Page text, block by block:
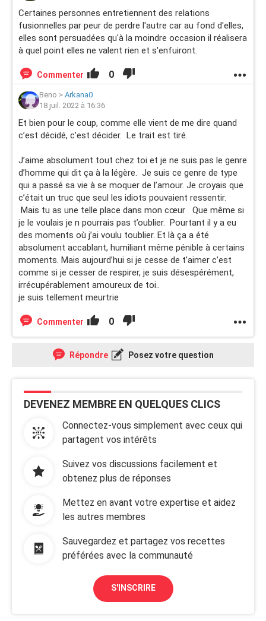
Certaines personnes entretiennent des relations
fusionnelles par peur de perdre l'autre car au fond d'elles,
elles sont persuadées qu'à la moindre occasion il réalisera
à quel point elles ne valent rien et s'enfuiront.
Commenter 0
Beno > Arkana0
18 juil. 2022 à 16:36
Et bien pour le coup, comme elle vient de me dire quand
c’est décidé, c’est décider. Le trait est tiré.
J’aime absolument tout chez toi et je ne suis pas le genre
d’homme qui dit ça à la légère. Je suis ce genre de type
qui a passé sa vie à se moquer de l’amour. Je croyais que
c’était un truc que seul les idiots pouvaient ressentir.
Mais tu as une telle place dans mon cœur Que même si
je le voulais je n pourrais pas t’oublier. Pourtant il y a eu
des moments où j’ai voulu toublier. Et là ça a été
absolument accablant, humiliant même pénible à certains
moments. Mais aujourd’hui si je cesse de t’aimer c’est
comme si je cesser de respirer, je suis désespérément,
irrécupérablement amoureux de toi..
je suis tellement meurtrie
Commenter 0
Répondre Posez votre question
DEVENEZ MEMBRE EN QUELQUES CLICS
Connectez-vous simplement avec ceux qui
partagent vos intérêts
Suivez vos discussions facilement et
obtenez plus de réponses
Mettez en avant votre expertise et aidez
les autres membres
Sauvegardez et partagez vos recettes
préférées avec la communauté
S'INSCRIRE